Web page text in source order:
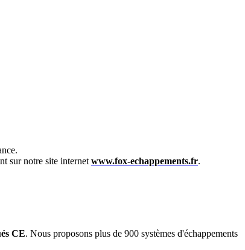
sur notre site internet www.fox-echappements.fr.
CE. Nous proposons plus de 900 systèmes d'échappements